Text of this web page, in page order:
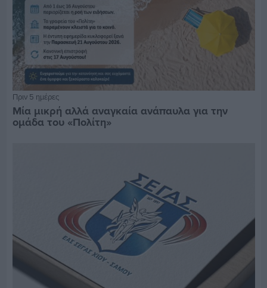
Πριν 5 ημέρες
Μία μικρή αλλά αναγκαία ανάπαυλα για την
ομάδα του «Πολίτη»